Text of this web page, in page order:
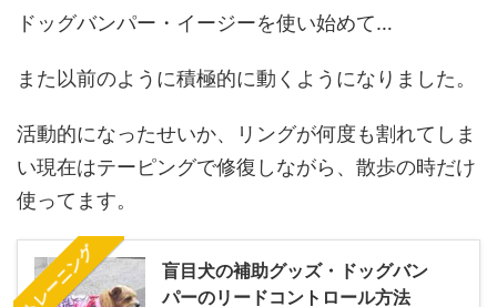
ドッグバンパー・イージーを使い始めて…
また以前のように積極的に動くようになりました。
活動的になったせいか、リングが何度も割れてしま
い現在はテーピングで修復しながら、散歩の時だけ
使ってます。
トレーニング
盲目犬の補助グッズ・ドッグバン
パーのリードコントロール方法